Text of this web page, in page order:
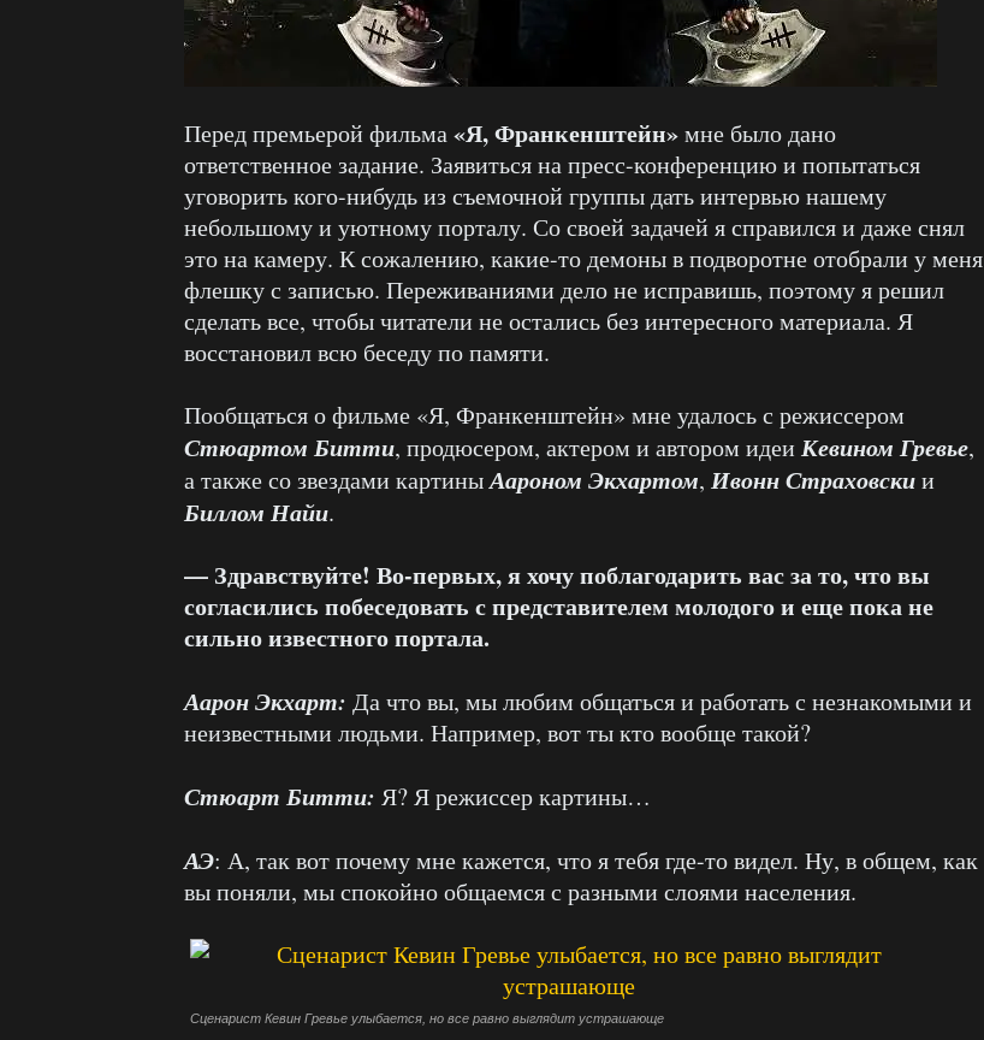
Перед премьерой фильма«Я, Франкенштейн»мне было дано
ответственное задание. Заявиться на пресс-конференцию и попытаться
уговорить кого-нибудь из съемочной группы дать интервью нашему
небольшому и уютному порталу. Со своей задачей я справился и даже снял
это на камеру. К сожалению, какие-то демоны в подворотне отобрали у меня
флешку с записью. Переживаниями дело не исправишь, поэтому я решил
сделать все, чтобы читатели не остались без интересного материала. Я
восстановил всю беседу по памяти.
Пообщаться о фильме «Я, Франкенштейн» мне удалось с режиссером
Стюартом Битти, продюсером, актером и автором идеи Кевином Гревье,
а также со звездами картиныАароном Экхартом, Ивонн Страховскии
Биллом Найи.
— Здравствуйте! Во-первых, я хочу поблагодарить вас за то, что вы
согласились побеседовать с представителем молодого и еще пока не
сильно известного портала.
Аарон Экхарт: Да что вы, мы любим общаться и работать с незнакомыми и
неизвестными людьми. Например, вот ты кто вообще такой?
Стюарт Битти: Я? Я режиссер картины…
АЭ: А, так вот почему мне кажется, что я тебя где-то видел. Ну, в общем, как
вы поняли, мы спокойно общаемся с разными слоями населения.
Сценарист Кевин Гревье улыбается, но все равно выглядит устрашающе